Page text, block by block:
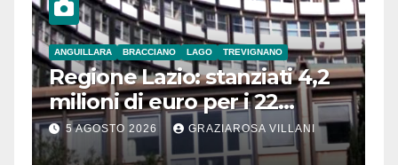
ANGUILLARA BRACCIANO LAGO TREVIGNANO
Regione Lazio: stanziati 4,2
milioni di euro per i 22
Comuni dell’Etruria
Meridionale
5 AGOSTO 2026 GRAZIAROSA VILLANI